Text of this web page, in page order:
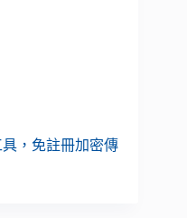
具，免註冊加密傳